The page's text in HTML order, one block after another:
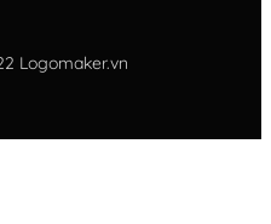
Logomaker.vn